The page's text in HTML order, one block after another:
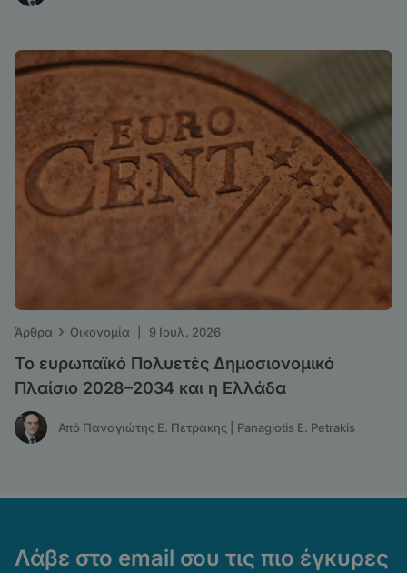
Άρθρα › Οικονομία 9 Ιουλ. 2026
Το ευρωπαϊκό Πολυετές Δημοσιονομικό
Πλαίσιο 2028–2034 και η Ελλάδα
Από Παναγιώτης Ε. Πετράκης | Panagiotis E. Petrakis
Λάβε στο email σου τις πιο έγκυρες